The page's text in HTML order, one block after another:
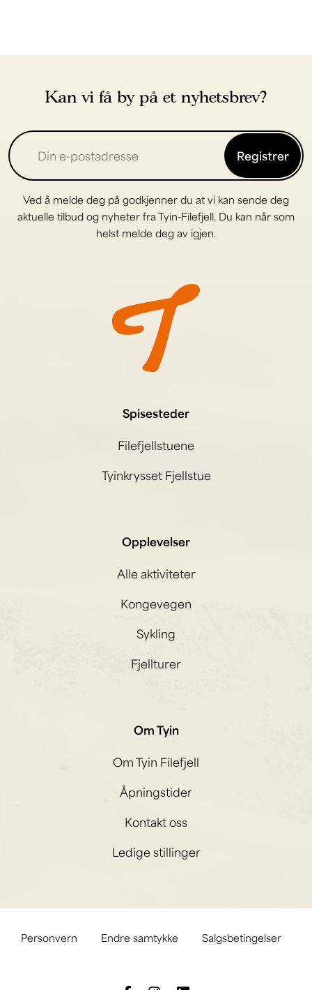
Kan vi få by på et nyhetsbrev?
Registrer
Ved å melde deg på godkjenner du at vi kan sende deg
aktuelle tilbud og nyheter fra Tyin-Filefjell. Du kan når som
helst melde deg av igjen.
Spisesteder
Filefjellstuene
Tyinkrysset Fjellstue
Opplevelser
Alle aktiviteter
Kongevegen
Sykling
Fjellturer
Om Tyin
Om Tyin Filefjell
Åpningstider
Kontakt oss
Ledige stillinger
Personvern Endre samtykke Salgsbetingelser